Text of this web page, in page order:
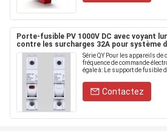
Porte-fusible PV 1000V DC avec voyant
contre les surcharges 32A pour système
Série QY Pour les appareils de
fréquence de commande
égale à: Le support de fusible
Contactez